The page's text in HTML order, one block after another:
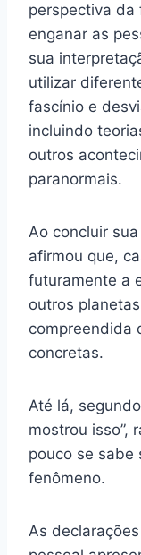
perspectiva da
enganar as
sua
utilizar
fascínio e
incluindo
outros
paranormais.
Ao concluir
afirmou que,
futuramente a
outros
compreendida
concretas.
Até lá,
mostrou isso”,
pouco se sabe
fenômeno.
As